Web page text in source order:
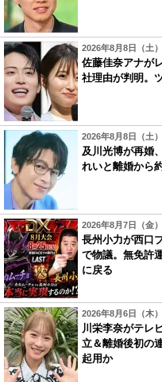
2026年8月8日（土
佐藤佳奈アナが
社理由が判明。
2026年8月8日（土
及川光博が再婚
れいと離婚から
2026年8月7日（金
長州小力が西口
で物議。無免許
に戻る
2026年8月6日（木
川栄李奈がテレ
立＆離婚後初の
起用か